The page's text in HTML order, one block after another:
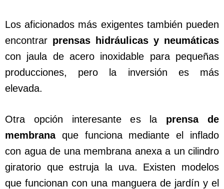
Los aficionados más exigentes también pueden
encontrar prensas hidráulicas y neumáticas
con jaula de acero inoxidable para pequeñas
producciones, pero la inversión es más
elevada.
Otra opción interesante es la prensa de
membranaque funciona mediante el inflado
con agua de una membrana anexa a un cilindro
giratorio que estruja la uva. Existen modelos
que funcionan con una manguera de jardín y el